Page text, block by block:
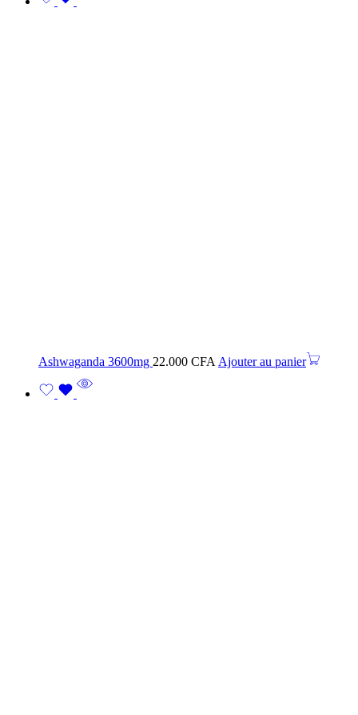
Ashwaganda 3600mg 22.000 CFA Ajouter au panier